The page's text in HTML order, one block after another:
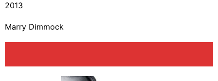
2013
Marry Dimmock